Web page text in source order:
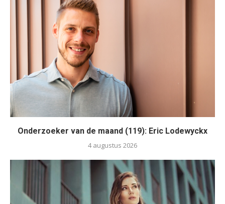
Onderzoeker van de maand (119): Eric Lodewyckx
4 augustus 2026